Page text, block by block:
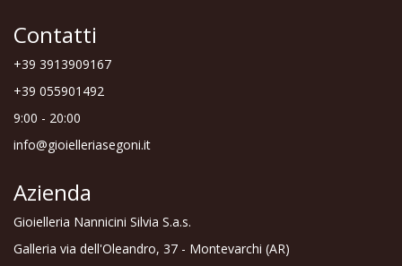
Contatti
+39 3913909167
+39 055901492
9:00 - 20:00
info@gioielleriasegoni.it
Azienda
Gioielleria Nannicini Silvia S.a.s.
Galleria via dell'Oleandro, 37 - Montevarchi (AR)